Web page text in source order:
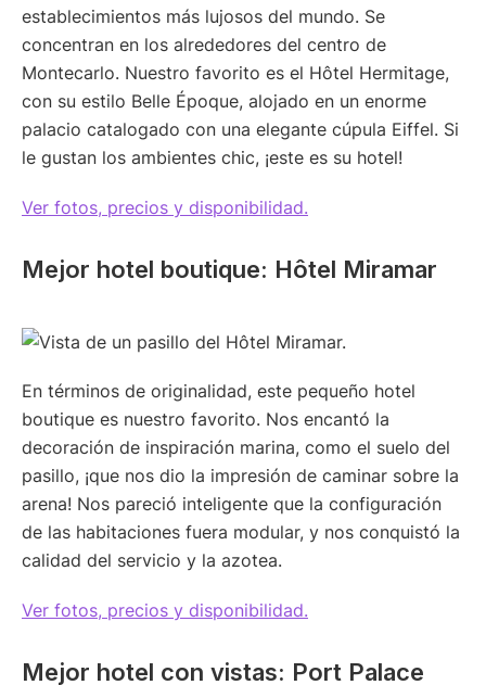
establecimientos más lujosos del mundo. Se
concentran en los alrededores del centro de
Montecarlo. Nuestro favorito es el Hôtel Hermitage,
con su estilo Belle Époque, alojado en un enorme
palacio catalogado con una elegante cúpula Eiffel. Si
le gustan los ambientes chic, ¡este es su hotel!
Ver fotos, precios y disponibilidad.
Mejor hotel boutique: Hôtel Miramar
En términos de originalidad, este pequeño hotel
boutique es nuestro favorito. Nos encantó la
decoración de inspiración marina, como el suelo del
pasillo, ¡que nos dio la impresión de caminar sobre la
arena! Nos pareció inteligente que la configuración
de las habitaciones fuera modular, y nos conquistó la
calidad del servicio y la azotea.
Ver fotos, precios y disponibilidad.
Mejor hotel con vistas: Port Palace